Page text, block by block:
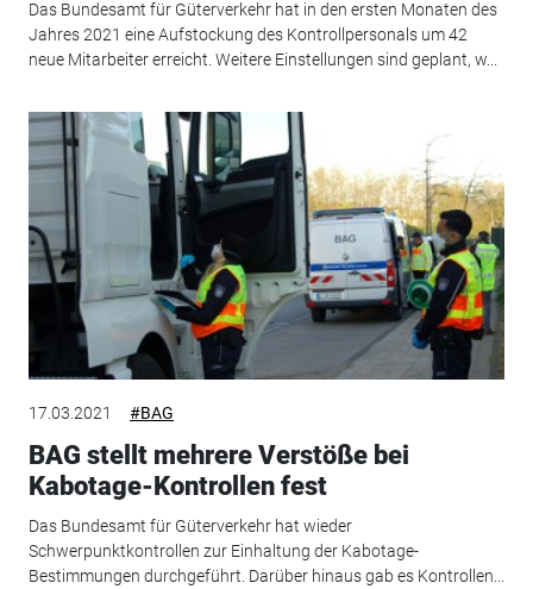
Das Bundesamt für Güterverkehr hat in den ersten Monaten des
Jahres 2021 eine Aufstockung des Kontrollpersonals um 42
neue Mitarbeiter erreicht. Weitere Einstellungen sind geplant, w...
17.03.2021 #BAG
BAG stellt mehrere Verstöße bei
Kabotage-Kontrollen fest
Das Bundesamt für Güterverkehr hat wieder
Schwerpunktkontrollen zur Einhaltung der Kabotage-
Bestimmungen durchgeführt. Darüber hinaus gab es Kontrollen...